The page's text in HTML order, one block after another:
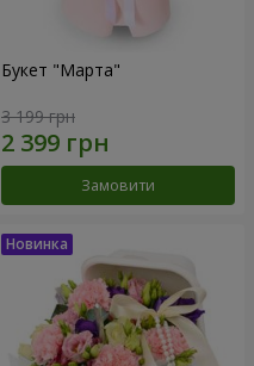
Букет "Марта"
3 199 грн
Замовити